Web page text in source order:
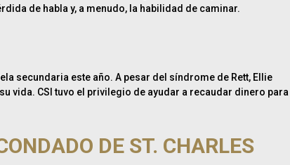
de habla y, a menudo, la habilidad de caminar.
secundaria este año. A pesar del síndrome de Rett, Ellie
vida. CSI tuvo el privilegio de ayudar a recaudar dinero para
DE ST. CHARLES